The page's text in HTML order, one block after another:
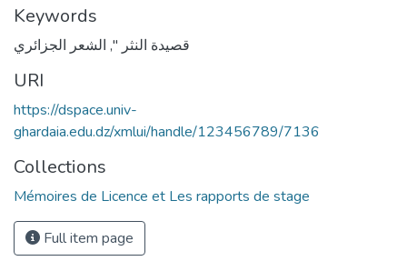
Keywords
قصيدة النثر ", الشعر الجزائري
URI
https://dspace.univ-
ghardaia.edu.dz/xmlui/handle/123456789/7136
Collections
Mémoires de Licence et Les rapports de stage
Full item page